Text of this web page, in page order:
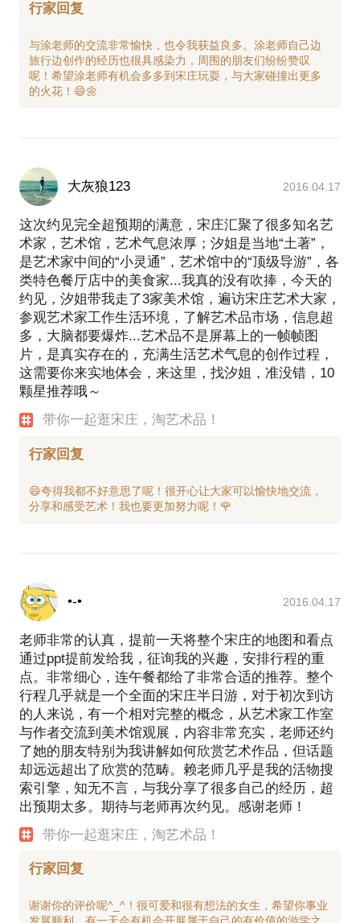
行家回复
与涂老师的交流非常愉快，也令我获益良多。涂老师自己边
旅行边创作的经历也很具感染力，周围的朋友们纷纷赞叹
呢！希望涂老师有机会多多到宋庄玩耍，与大家碰撞出更多
大灰狼123 2016.04.17
这次约见完全超预期的满意，宋庄汇聚了很多知名艺
术家，艺术馆，艺术气息浓厚；汐姐是当地“土著”，
是艺术家中间的“小灵通”，艺术馆中的“顶级导游”，各
类特色餐厅店中的美食家...我真的没有吹捧，今天的
约见，汐姐带我走了3家美术馆，遍访宋庄艺术大家，
参观艺术家工作生活环境，了解艺术品市场，信息超
多，大脑都要爆炸...艺术品不是屏幕上的一帧帧图
片，是真实存在的，充满生活艺术气息的创作过程，
这需要你来实地体会，来这里，找汐姐，准没错，10
颗星推荐哦～
带你一起逛宋庄，淘艺术品！
行家回复
😄夸得我都不好意思了呢！很开心让大家可以愉快地交流，
•-• 2016.04.17
老师非常的认真，提前一天将整个宋庄的地图和看点
通过ppt提前发给我，征询我的兴趣，安排行程的重
点。非常细心，连午餐都给了非常合适的推荐。整个
行程几乎就是一个全面的宋庄半日游，对于初次到访
的人来说，有一个相对完整的概念，从艺术家工作室
与作者交流到美术馆观展，内容非常充实，老师还约
了她的朋友特别为我讲解如何欣赏艺术作品，但话题
却远远超出了欣赏的范畴。赖老师几乎是我的活物搜
索引擎，知无不言，与我分享了很多自己的经历，超
出预期太多。期待与老师再次约见。感谢老师！
带你一起逛宋庄，淘艺术品！
行家回复
谢谢你的评价呢^_^！很可爱和很有想法的女生，希望你事业